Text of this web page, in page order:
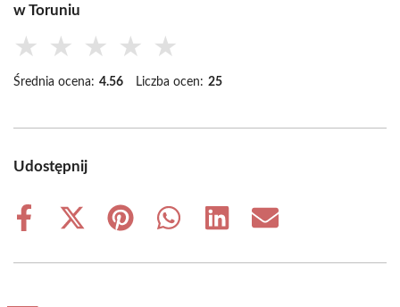
w Toruniu
★ ★ ★ ★ ★
Średnia ocena: 4.56 Liczba ocen: 25
Udostępnij
Share
Share
(Twitter)
Share
Share
Share
Share